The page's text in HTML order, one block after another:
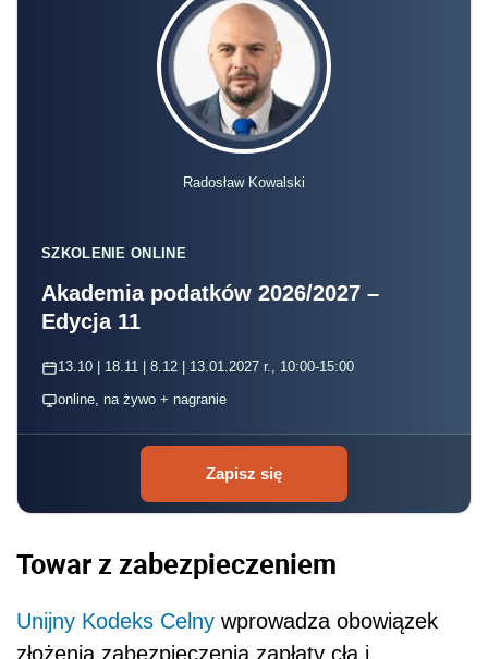
Radosław Kowalski
SZKOLENIE ONLINE
Akademia podatków 2026/2027 –
Edycja 11
13.10 | 18.11 | 8.12 | 13.01.2027 r., 10:00-15:00
online, na żywo + nagranie
Zapisz się
Towar z zabezpieczeniem
Unijny Kodeks Celny wprowadza obowiązek
złożenia zabezpieczenia zapłaty cła i